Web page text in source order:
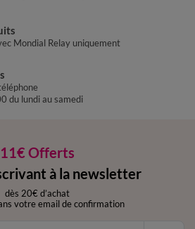
Mondial Relay uniquement
du lundi au samedi
11€ Offerts
à la newsletter
dès 20€ d’achat
votre email de confirmation